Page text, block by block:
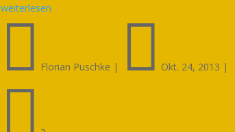
weiterlesen
 Florian Puschke |  Okt. 24, 2013 |
